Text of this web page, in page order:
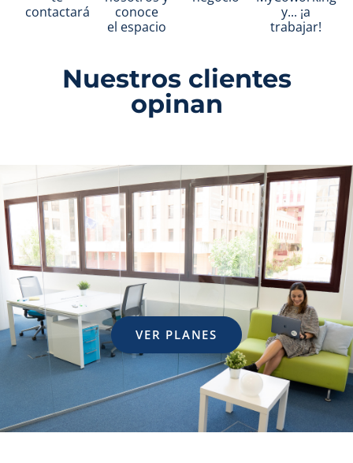
contactará
conoce
el espacio​
y... ¡a
trabajar!
Nuestros clientes
opinan
VER PLANES